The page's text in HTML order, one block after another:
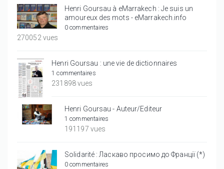
Henri Goursau à eMarrakech : Je suis un
amoureux des mots - eMarrakech.info
0 commentaires
270052 vues
Henri Goursau : une vie de dictionnaires
1 commentaires
231898 vues
Henri Goursau - Auteur/Editeur
1 commentaires
191197 vues
Solidarité : Ласкаво просимо до Франції (*)
0 commentaires